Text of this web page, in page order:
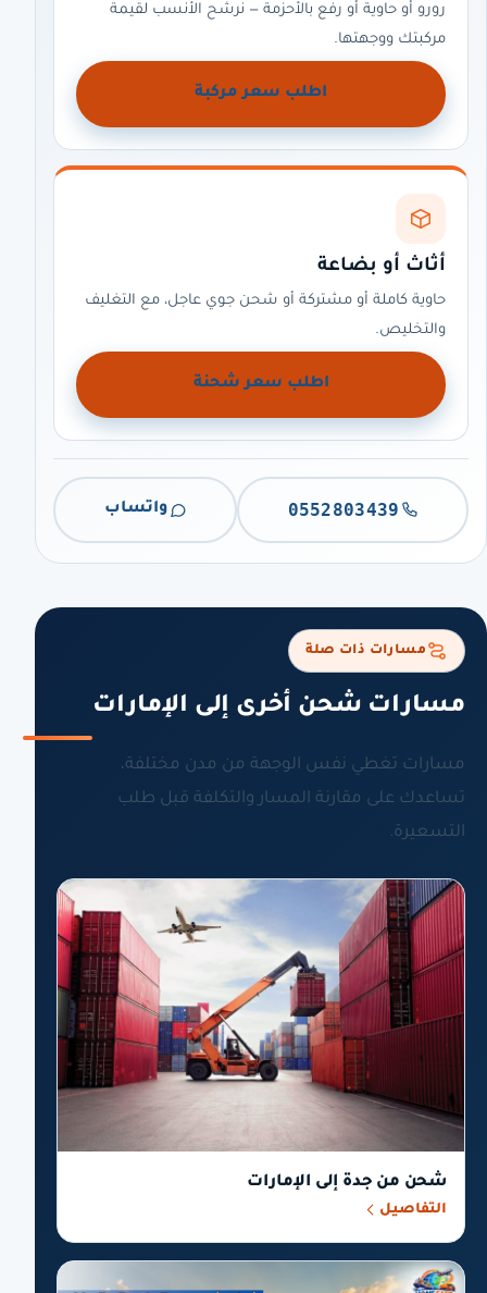
رورو أو حاوية أو رفع بالأحزمة — نرشّح الأنسب لقيمة
مركبتك ووجهتها.
اطلب سعر مركبة
أثاث أو بضاعة
حاوية كاملة أو مشتركة أو شحن جوي عاجل، مع التغليف
والتخليص.
اطلب سعر شحنة
0552803439 واتساب
مسارات ذات صلة
مسارات شحن أخرى إلى الإمارات
مسارات تغطي نفس الوجهة من مدن مختلفة،
تساعدك على مقارنة المسار والتكلفة قبل طلب
التسعيرة.
شحن من جدة إلى الإمارات
التفاصيل